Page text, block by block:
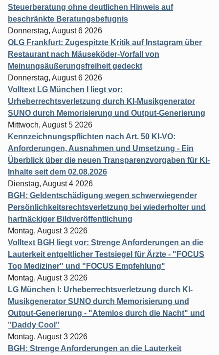
Steuerberatung ohne deutlichen Hinweis auf
beschränkte Beratungsbefugnis
Donnerstag, August 6 2026
OLG Frankfurt: Zugespitzte Kritik auf Instagram über
Restaurant nach Mäuseköder-Vorfall von
Meinungsäußerungsfreiheit gedeckt
Donnerstag, August 6 2026
Volltext LG München I liegt vor:
Urheberrechtsverletzung durch KI-Musikgenerator
SUNO durch Memorisierung und Output-Generierung
Mittwoch, August 5 2026
Kennzeichnungspflichten nach Art. 50 KI-VO:
Anforderungen, Ausnahmen und Umsetzung - Ein
Überblick über die neuen Transparenzvorgaben für KI-
Inhalte seit dem 02.08.2026
Dienstag, August 4 2026
BGH: Geldentschädigung wegen schwerwiegender
Persönlichkeitsrechtsverletzung bei wiederholter und
hartnäckiger Bildveröffentlichung
Montag, August 3 2026
Volltext BGH liegt vor: Strenge Anforderungen an die
Lauterkeit entgeltlicher Testsiegel für Ärzte - "FOCUS
Top Mediziner" und "FOCUS Empfehlung"
Montag, August 3 2026
LG München I: Urheberrechtsverletzung durch KI-
Musikgenerator SUNO durch Memorisierung und
Output-Generierung - "Atemlos durch die Nacht" und
"Daddy Cool"
Montag, August 3 2026
BGH: Strenge Anforderungen an die Lauterkeit